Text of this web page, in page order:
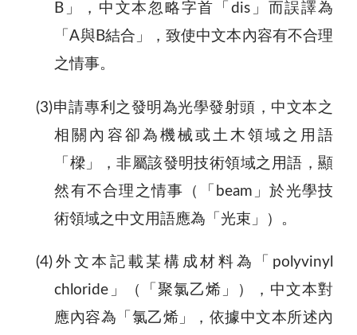
B」，中文本忽略字首「dis」而誤譯為
「A與B結合」，致使中文本內容有不合理
之情事。
(3)申請專利之發明為光學發射頭，中文本之
相關內容卻為機械或土木領域之用語
「樑」，非屬該發明技術領域之用語，顯
然有不合理之情事（「beam」於光學技
術領域之中文用語應為「光束」）。
(4)外文本記載某構成材料為「polyvinyl
chloride」（「聚氯乙烯」），中文本對
應內容為「氯乙烯」，依據中文本所述內